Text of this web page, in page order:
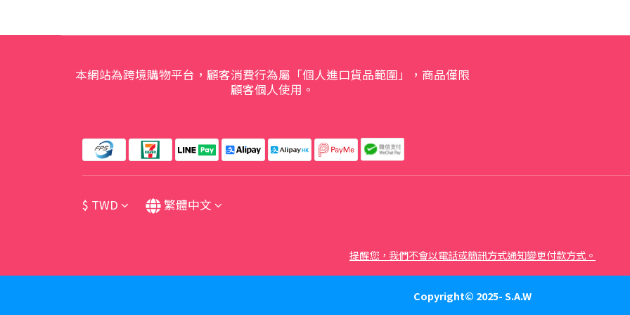
本網站為跨境購物平台，顧客消費行為屬「個人進口貨品範圍」，商品僅限
顧客個人使用。
$ TWD 繁體中文
提醒您，我們不會以電話或簡訊方式通知變更付款方式。
Copyright© 2025- S.A.W